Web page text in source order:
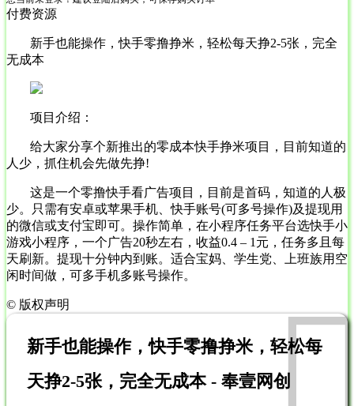
付费资源
新手也能操作，快手零撸挣米，轻松每天挣2-5张，完全
无成本
项目介绍：
给大家分享个新推出的零成本快手挣米项目，目前知道的
人少，抓住机会先做先挣!
这是一个零撸快手看广告项目，目前是首码，知道的人极
少。只需有安卓或苹果手机、快手账号(可多号操作)及提现用
的微信或支付宝即可。操作简单，在小程序任务平台选快手小
游戏小程序，一个广告20秒左右，收益0.4 – 1元，任务多且每
天刷新。提现十分钟内到账。适合宝妈、学生党、上班族用空
闲时间做，可多手机多账号操作。
© 版权声明
新手也能操作，快手零撸挣米，轻松每
天挣2-5张，完全无成本 - 奉壹网创